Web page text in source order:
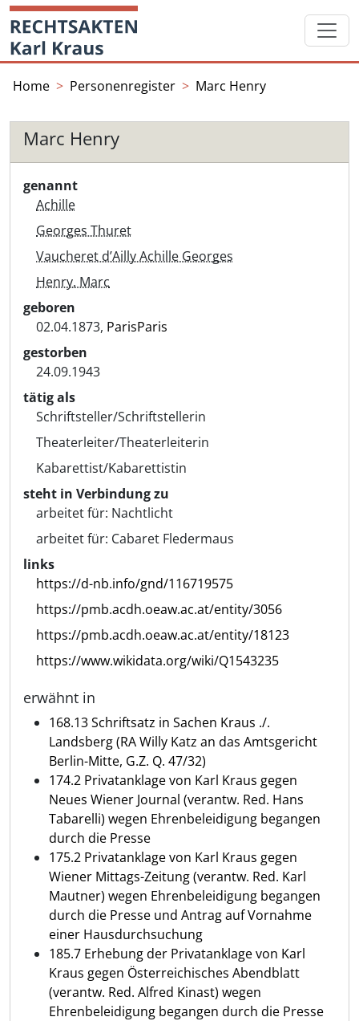
Skip
content
Startseite
Home Personenregister Marc Henry
Marc Henry
genannt
Achille
Georges Thuret
Vaucheret d’Ailly Achille Georges
Henry, Marc
geboren
02.04.1873, ParisParis
gestorben
24.09.1943
tätig als
Schriftsteller/Schriftstellerin
Theaterleiter/Theaterleiterin
Kabarettist/Kabarettistin
steht in Verbindung zu
arbeitet für: Nachtlicht
arbeitet für: Cabaret Fledermaus
links
https://d-nb.info/gnd/116719575
https://pmb.acdh.oeaw.ac.at/entity/3056
https://pmb.acdh.oeaw.ac.at/entity/18123
https://www.wikidata.org/wiki/Q1543235
erwähnt in
168.13 Schriftsatz in Sachen Kraus ./.
Landsberg (RA Willy Katz an das Amtsgericht
Berlin-Mitte, G.Z. Q. 47/32)
174.2 Privatanklage von Karl Kraus gegen
Neues Wiener Journal (verantw. Red. Hans
Tabarelli) wegen Ehrenbeleidigung begangen
durch die Presse
175.2 Privatanklage von Karl Kraus gegen
Wiener Mittags-Zeitung (verantw. Red. Karl
Mautner) wegen Ehrenbeleidigung begangen
durch die Presse und Antrag auf Vornahme
einer Hausdurchsuchung
185.7 Erhebung der Privatanklage von Karl
Kraus gegen Österreichisches Abendblatt
(verantw. Red. Alfred Kinast) wegen
Ehrenbeleidigung begangen durch die Presse